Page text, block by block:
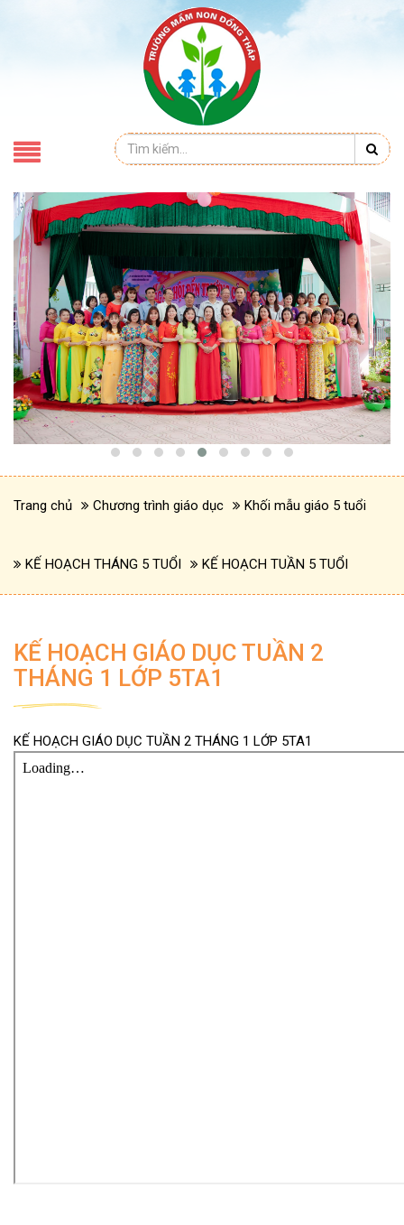
Trang chủ Chương trình giáo dục Khối mẫu giáo 5 tuổi
KẾ HOẠCH THÁNG 5 TUỔI KẾ HOẠCH TUẦN 5 TUỔI
KẾ HOẠCH GIÁO DỤC TUẦN 2
THÁNG 1 LỚP 5TA1
KẾ HOẠCH GIÁO DỤC TUẦN 2 THÁNG 1 LỚP 5TA1